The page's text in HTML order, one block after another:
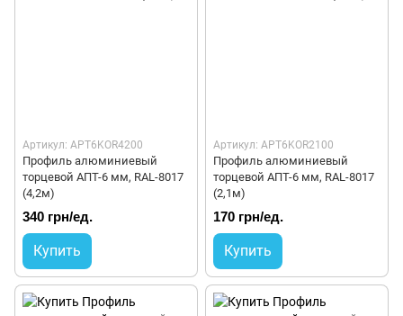
Артикул: APT6KOR4200
Профиль алюминиевый
торцевой АПТ-6 мм, RAL-8017
(4,2м)
340 грн/ед.
Купить
Артикул: APT6KOR2100
Профиль алюминиевый
торцевой АПТ-6 мм, RAL-8017
(2,1м)
170 грн/ед.
Купить